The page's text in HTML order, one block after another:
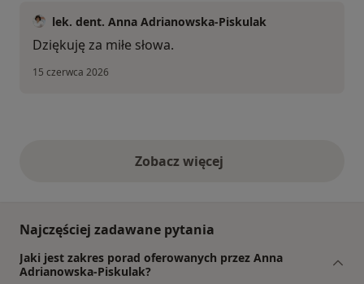
lek. dent. Anna Adrianowska-Piskulak
Dziękuję za miłe słowa.
15 czerwca 2026
Zobacz więcejopinie powyżej
Najczęściej zadawane pytania
Jaki jest zakres porad oferowanych przez Anna
Adrianowska-Piskulak?